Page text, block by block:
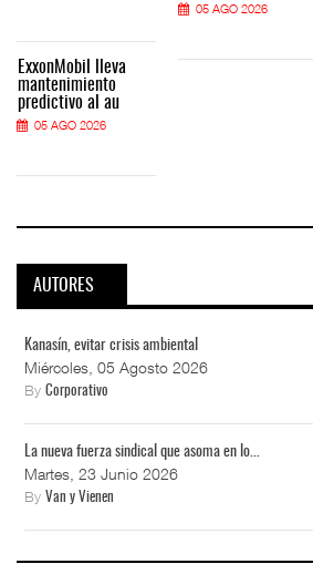
ExxonMobil lleva
mantenimiento
predictivo al au
05 AGO 2026
05 AGO 2026
AUTORES
Kanasín, evitar crisis ambiental
Miércoles, 05 Agosto 2026
By Corporativo
La nueva fuerza sindical que asoma en lo...
Martes, 23 Junio 2026
By Van y Vienen